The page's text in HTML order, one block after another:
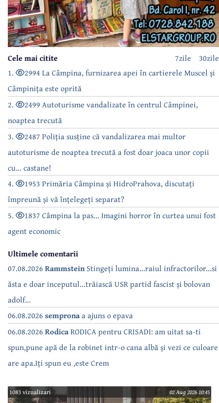
30zile
7zile
Cele mai citite
1.
2994 La Câmpina, furnizarea apei în cartierele Muscel și
Câmpinița este oprită
2.
2499 Autoturisme vandalizate în centrul Câmpinei,
noaptea trecută
3.
2487 Poliția susține că vandalizarea mai multor
autoturisme de noaptea trecută a fost doar joaca unor copii
cu... castane!
4.
1953 Primăria Câmpina și HidroPrahova, discutați
împreună și vă înțelegeți separat?
5.
1837 Câmpina la pas... Imagini horror în curtea unui fost
agent economic
Ultimele comentarii
07.08.2026 RammsteinStingeți lumina...raiul infractorilor...si
ăsta e doar inceputul...trăiască USR partid fascist și bolovan
adolf...
06.08.2026 sempronaa ajuns o epava
06.08.2026 RodicaRODICA pentru CRISADI: am uitat sa-ti
spun,pune apă de la robinet intr-o cana albă și vezi ce culoare
are apa.Iți spun eu ,este Crem
1083 vizualizari 02 Aug 2026 10:45